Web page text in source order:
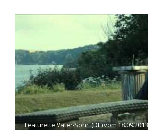
Featurette Vater-Sohn (DE) vom 18.09.2013